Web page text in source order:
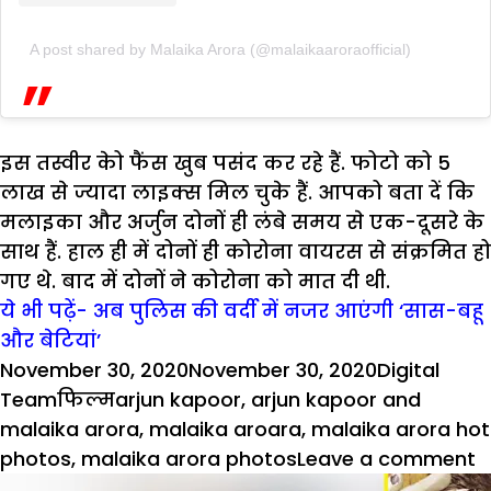
A post shared by Malaika Arora (@malaikaaroraofficial)
इस तस्वीर केो फैंस खुब पसंद कर रहे हैं. फोटो को 5
लाख से ज्यादा लाइक्स मिल चुके हैं. आपको बता दें कि
मलाइका और अर्जुन दोनों ही लंबे समय से एक-दूसरे के
साथ हैं. हाल ही में दोनों ही कोरोना वायरस से संक्रमित हो
गए थे. बाद में दोनों ने कोरोना को मात दी थी.
ये भी पढ़ें- अब पुलिस की वर्दी में नजर आएंगी ‘सास-बहू
और बेटियां’
Posted
on
November 30, 2020November 30, 2020Author
Digital
TeamCategories
फिल्मTags
arjun kapoor, arjun kapoor and
malaika arora, malaika aroara, malaika arora hot
photos, malaika arora photosLeave a comment